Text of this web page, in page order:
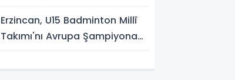
Erzincan, U15 Badminton Millî
Takımı'nı Avrupa Şampiyonası